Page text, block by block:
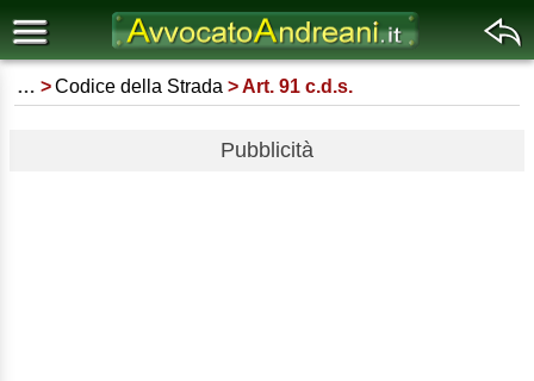
… Codice della Strada Art. 91 c.d.s.
Pubblicità